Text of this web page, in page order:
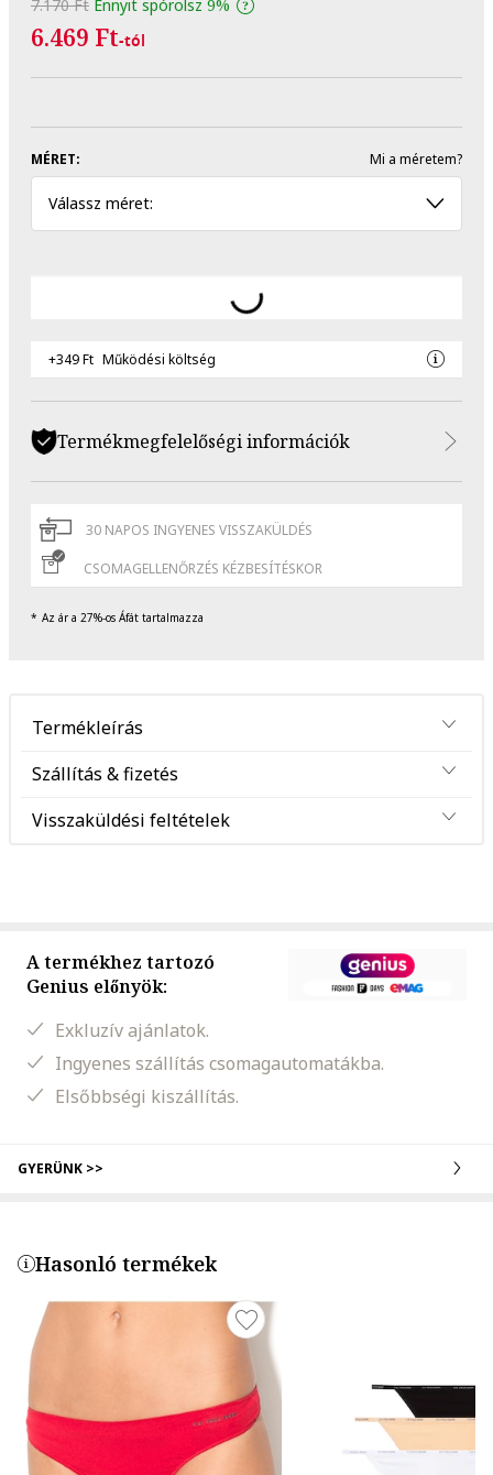
7.170 Ft Ennyit spórolsz 9%
6.469 Ft-tól
MÉRET: Mi a méretem?
Válassz méret:
+349 Ft Működési költség
Termékmegfelelőségi információk
30 NAPOS INGYENES VISSZAKÜLDÉS
CSOMAGELLENŐRZÉS KÉZBESÍTÉSKOR
Az ár a 27%-os Áfát tartalmazza
Termékleírás
Szállítás & fizetés
Visszaküldési feltételek
A termékhez tartozó
Genius előnyök:
Exkluzív ajánlatok.
Ingyenes szállítás csomagautomatákba.
Elsőbbségi kiszállítás.
GYERÜNK >>
Hasonló termékek